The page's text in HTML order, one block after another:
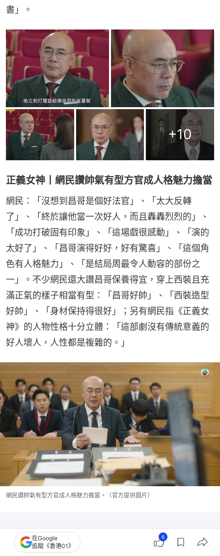
書」。
+10
正義女神丨網民讚帥氣有型方官成人格魅力擔當
網民：「沒想到昌哥是個好法官」、「太大反轉
了」、「終於讓他當一次好人，而且轟轟烈烈的」、
「成功打破固有印象」、「這場戲很感動」、「演的
太好了」、「昌哥演得好好，好有驚喜」、「這個角
色有人格魅力」、「是結局周最令人動容的部份之
一」。不少網民還大讚昌哥保養得宜，穿上西裝且充
滿正氣的樣子相當有型：「昌哥好帥」、「西裝造型
好帥」、「身材保持得很好」；另有網民指《正義女
神》的人物性格十分立體：「這部劇沒有傳統意義的
好人壞人，人性都是複雜的。」
網民讚帥氣有型方官成人格魅力擔當。（官方提供圖片）
在Google
追蹤《香港01》
6